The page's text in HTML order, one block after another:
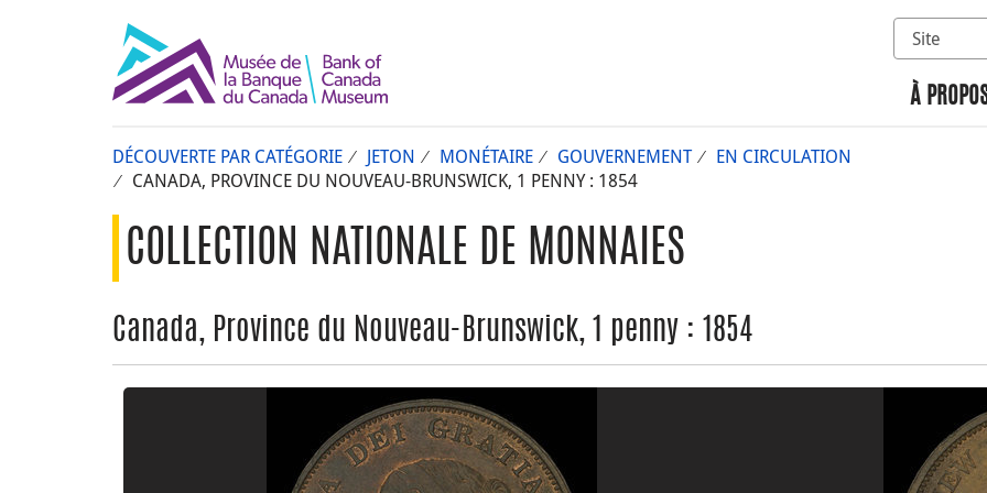
À
DÉCOUVERTE PAR CATÉGORIE JETON MONÉTAIRE GOUVERNEMENT
EN CIRCULATION
CANADA, PROVINCE DU NOUVEAU-BRUNSWICK, 1 PENNY : 1854
COLLECTION NATIONALE DE MONNAIES
Canada, Province du Nouveau-Brunswick, 1 penny : 1854